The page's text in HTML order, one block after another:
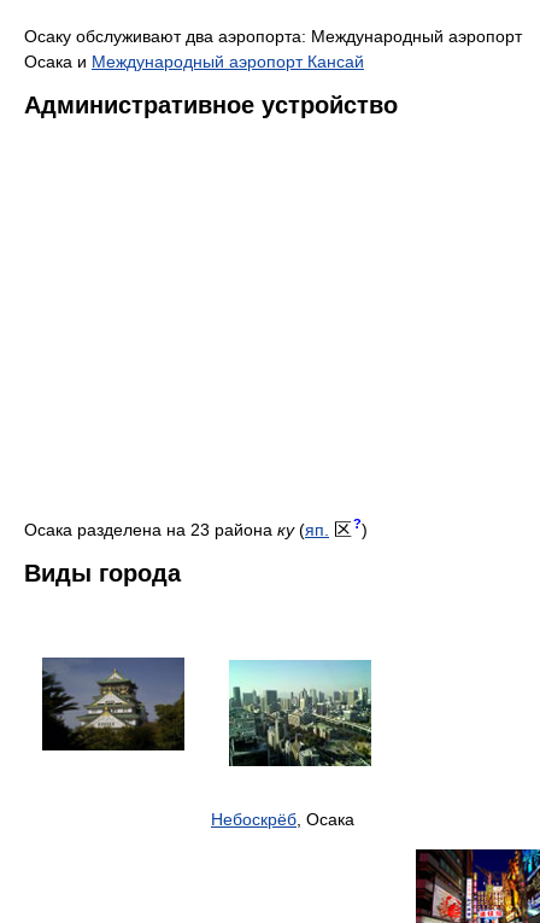
Осаку обслуживают два аэропорта: Международный аэропорт
Осака и Международный аэропорт Кансай
Административное устройство
Осака разделена на 23 района ку(яп. 区?)
Виды города
Небоскрёб , Осака